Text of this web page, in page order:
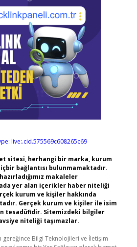
live:.cid.575569c608265c69
sitesi, herhangi bir marka, kurum
bağlantısı bulunmamaktadır.
makaleler
yer alan içerikler haber niteliği
kurum ve kişiler hakkında
Gerçek kurum ve kişiler ile isim
tesadüfidir. Sitemizdeki bilgiler
niteliği taşımazlar.
gereğince Bilgi Teknolojileri ve İletişim